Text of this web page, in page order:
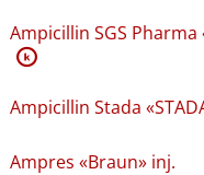
Ampicillin SGS
K
Ampicillin Stada
Ampres «Braun» inj.